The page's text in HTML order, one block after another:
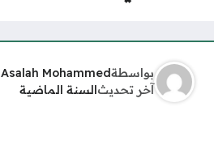
بواسطةAsalah Mohammed
آخر تحديثالسنة الماضية